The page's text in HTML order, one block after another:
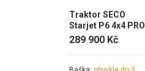
Traktor SECO
Starjet P6 4x4 PRO
289 900 Kč